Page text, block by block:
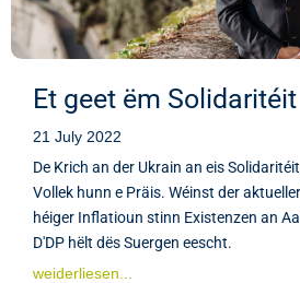
Et geet ëm Solidaritéit
21 July 2022
De Krich an der Ukrain an eis
Vollek hunn e Präis. Wéinst der
héiger Inflatioun stinn Existenzen an
D'DP hëlt dës Suergen eescht.
weiderliesen...